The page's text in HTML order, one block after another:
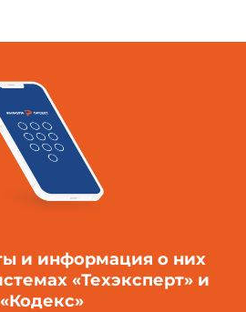
и информация о них
«Техэксперт» и
«Кодекс»